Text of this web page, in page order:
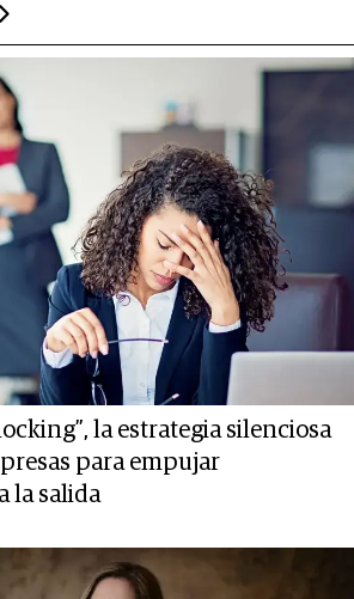
la estrategia silenciosa
para empujar
la salida